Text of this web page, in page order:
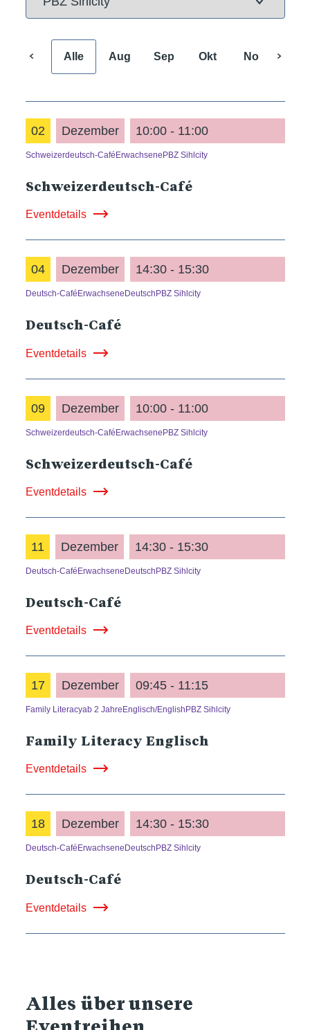
Alle Aug Sep Okt Nov
02 Dezember 10:00 - 11:00
Schweizerdeutsch-Café Erwachsene PBZ Sihlcity
Schweizerdeutsch-Café
Eventdetails
04 Dezember 14:30 - 15:30
Deutsch-Café Erwachsene Deutsch PBZ Sihlcity
Deutsch-Café
Eventdetails
09 Dezember 10:00 - 11:00
Schweizerdeutsch-CaféErwachsenePBZ Sihlcity
Schweizerdeutsch-Café
Eventdetails
11 Dezember 14:30 - 15:30
Deutsch-CaféErwachseneDeutschPBZ Sihlcity
Deutsch-Café
Eventdetails
17 Dezember 09:45 - 11:15
Family Literacyab 2 Jahre Englisch/English PBZ Sihlcity
Family Literacy Englisch
Eventdetails
18 Dezember 14:30 - 15:30
Deutsch-Café Erwachsene Deutsch PBZ Sihlcity
Deutsch-Café
Eventdetails
Alles über unsere